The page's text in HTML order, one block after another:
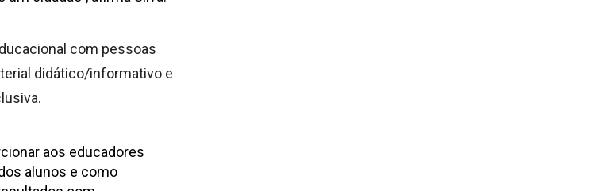
com pessoas
didático/informativo e
aos educadores
alunos e como